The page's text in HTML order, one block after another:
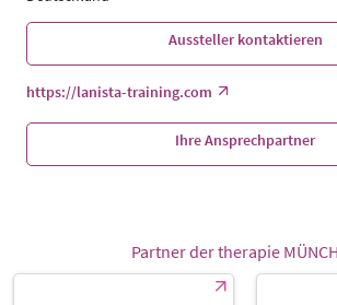
Aussteller kontaktieren
https://lanista-training.com
Ihre Ansprechpartner
Partner der therapie